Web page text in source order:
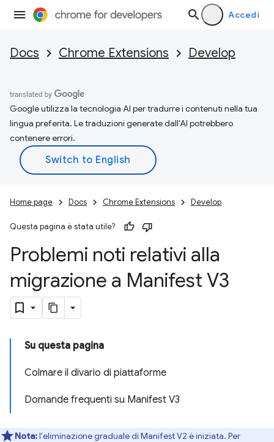
Accedi
Docs Chrome Extensions Develop
Google utilizza la tecnologia AI per tradurre i contenuti nella tua
lingua preferita. Le traduzioni generate dall'AI potrebbero
contenere errori.
Home page Docs Chrome Extensions Develop
Questa pagina è stata utile?
Problemi noti relativi alla
migrazione a Manifest V3
Su questa pagina
Colmare il divario di piattaforme
Domande frequenti su Manifest V3
Nota:l'eliminazione graduale di Manifest V2 è iniziata. Per